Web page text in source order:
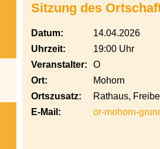
Sitzung des
Datum:
14.04.2026
Uhrzeit:
19:00 Uhr
Veranstalter:
O
Ort:
Mohorn
Ortszusatz:
Rathaus,
E-Mail:
or-mohorn-